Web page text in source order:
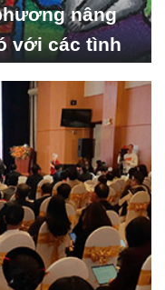
nâng
với các tình